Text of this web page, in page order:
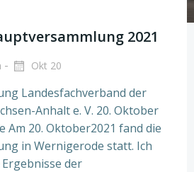
2021
- Okt 20
Landesfachverband der
Anhalt e. V. 20. Oktober
Am 20. Oktober2021 fand die
in Wernigerode statt. Ich
der